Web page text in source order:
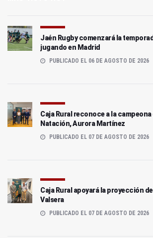
Jaén Rugby comenzará la
jugando en Madrid
PUBLICADO EL 06 DE AGOSTO DE 2026
Caja Rural reconoce a la campeona
Natación, Aurora Martínez
PUBLICADO EL 07 DE AGOSTO DE 2026
Caja Rural apoyará la proyección
Valsera
PUBLICADO EL 07 DE AGOSTO DE 2026